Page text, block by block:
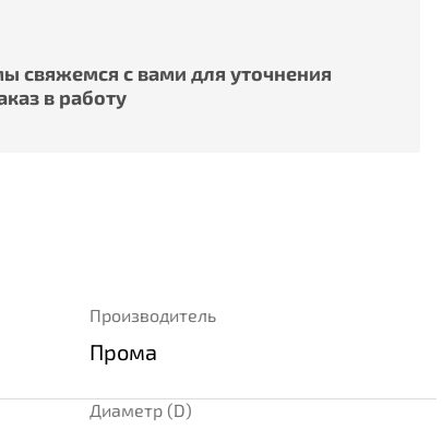
свяжемся с вами для уточнения
в работу
Производитель
Прома
Диаметр (D)